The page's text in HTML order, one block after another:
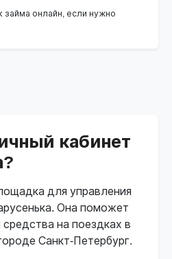
займа онлайн, если нужно
кабинет
для управления
Она поможет
на поездках в
Санкт-Петербург.